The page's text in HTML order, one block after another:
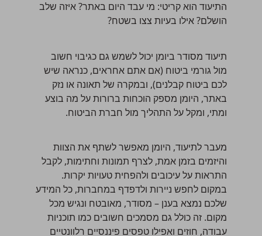
התיעוד הוא קריטי: מי עבד היום באתר? איזה שלב
הושלם? אילו בעיות צצו בשטח?
תיעוד מסודר ביומן יכול לשמש גם כגיבוי חשוב
מול גורמי ביטוח (אם אתם אחראים, כנראה שיש
לכם ביטוח קבלנים), ובמקרה של תאונה או נזק
באתר, היומן מספק הוכחות ברורות על מה בוצע
ומתי, ומקל על התהליך מול חברת הביטוח.
מעבר לתיעוד, היומן מאפשר לשתף את הצוות
והיזמים בזמן אמת, לצרף תמונות וחתימות, לקבל
התראות על עיכובים ולהפחית טעויות יקרות.
במקום לחפש ניירות ולדפדף במחברות, כל המידע
שלכם נמצא בענן – מסודר, מאובטח ונגיש מכל
מקום. זה כולל גם מסמכים חשובים כמו תוכניות
עבודה, חוזים ואפילו טפסים פיננסיים רלוונטיים